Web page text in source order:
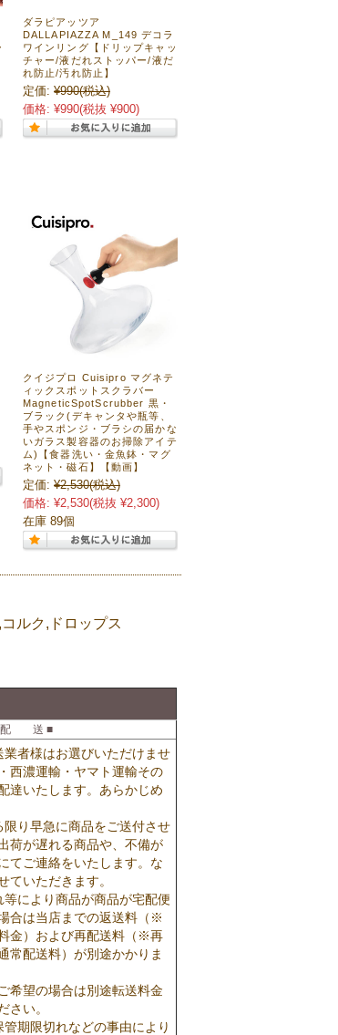
ダラピアッツア
DALLAPIAZZA M_149 デコラ
ワインリング【ドリップキャッ
チャー/液だれストッパー/液だ
れ防止/汚れ防止】
定価: ¥990(税込)
価格: ¥990(税抜 ¥900)
クイジプロ Cuisipro マグネテ
ィックスポットスクラバー
MagneticSpotScrubber 黒・
ブラック(デキャンタや瓶等、
手やスポンジ・ブラシの届かな
いガラス製容器のお掃除アイテ
ム)【食器洗い・金魚鉢・マグ
ネット・磁石】【動画】
定価: ¥2,530(税込)
価格: ¥2,530(税抜 ¥2,300)
在庫 89個
ルク,ドロップス
送 ■
者様はお選びいただけませ
西濃運輸・ヤマト運輸その
達いたします。あらかじめ
り早急に商品をご送付させ
荷が遅れる商品や、不備が
てご連絡をいたします。な
ていただきます。
により商品が商品が宅配便
合は当店までの返送料（※
金）および再配送料（※再
常配送料）が別途かかりま
希望の場合は別途転送料金
さい。
期限切れなどの事由により